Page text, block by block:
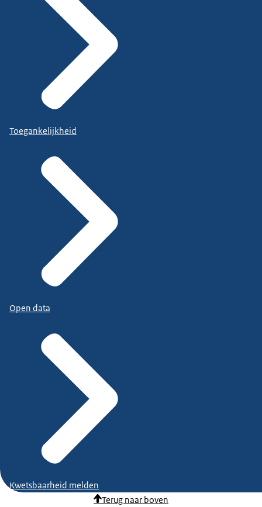
Toegankelijkheid
Open data
Kwetsbaarheid melden
Terug naar boven